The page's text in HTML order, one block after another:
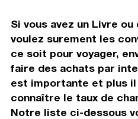
Si vous avez un Livre
voulez surement les
ce soit pour voyager,
faire des achats par
est importante et plus
connaître le taux de
Notre liste ci-dessous